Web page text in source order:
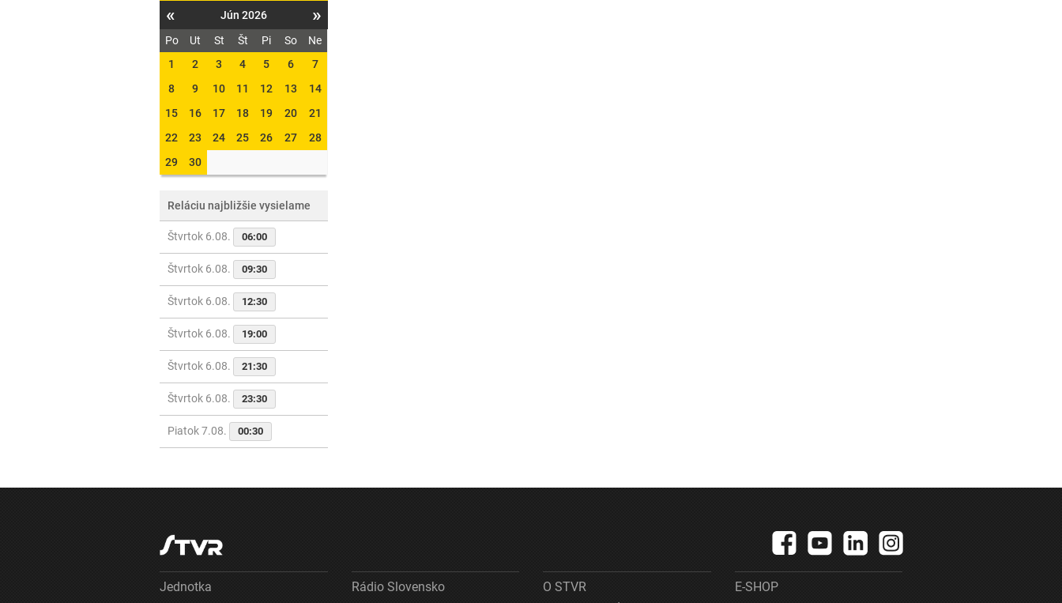
« Jún 2026 »
Po Ut St Št Pi So
Ne
1
2 3 4 5 6
7
8
9 10 11 12 13
14
15
16 17 18 19 20
21
22
23 24 25 26 27
28
29
30
Reláciu najbližšie vysielame
Štvrtok 6.08. 06:00
Štvrtok 6.08. 09:30
Štvrtok 6.08. 12:30
Štvrtok 6.08. 19:00
Štvrtok 6.08. 21:30
Štvrtok 6.08. 23:30
Piatok 7.08. 00:30
Jednotka
Rádio Slovensko
O STVR
E-SHOP